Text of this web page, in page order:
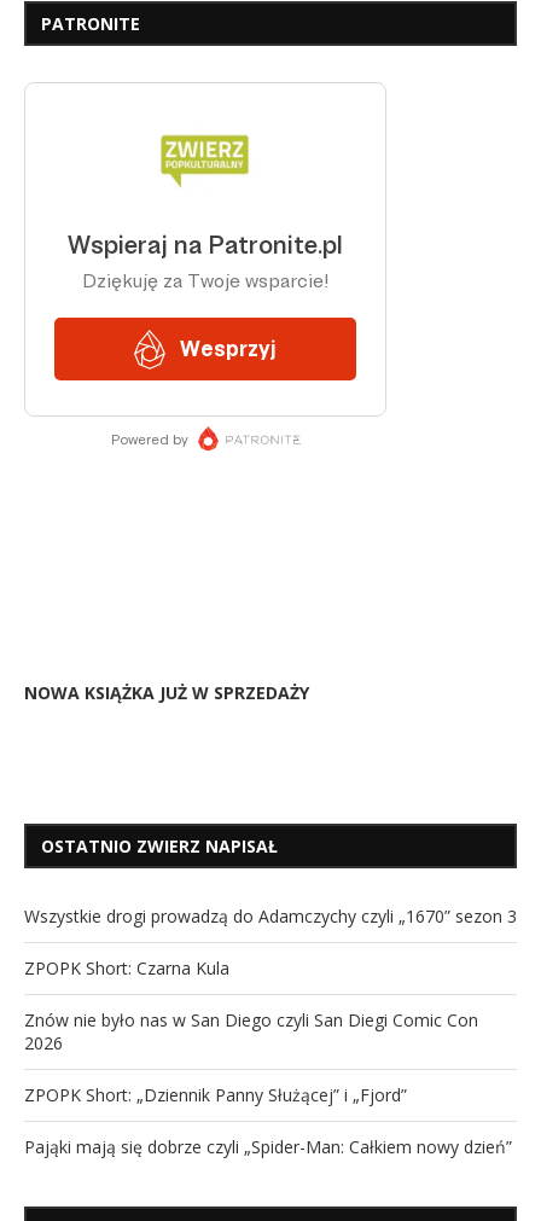
PATRONITE
NOWA KSIĄŻKA JUŻ W SPRZEDAŻY
OSTATNIO ZWIERZ NAPISAŁ
Wszystkie drogi prowadzą do Adamczychy czyli „1670” sezon 3
ZPOPK Short: Czarna Kula
Znów nie było nas w San Diego czyli San Diegi Comic Con
2026
ZPOPK Short: „Dziennik Panny Służącej” i „Fjord”
Pająki mają się dobrze czyli „Spider-Man: Całkiem nowy dzień”